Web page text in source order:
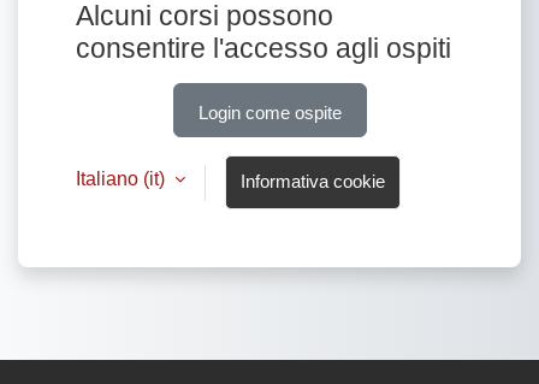
Alcuni corsi possono
consentire l'accesso agli ospiti
Login come ospite
Italiano ‎(it)‎ Informativa cookie